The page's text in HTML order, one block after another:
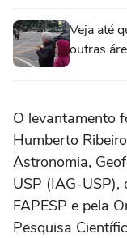
Veja até
outras
O levantamento
Humberto
Astronomia,
USP (IAG-USP),
FAPESP e pela
Pesquisa